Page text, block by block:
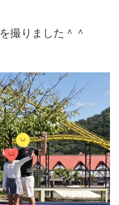
撮りました＾＾